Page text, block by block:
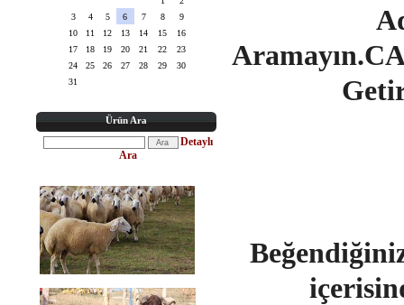
3
4 5 6 7 8
9
10
11 12 13 14 15
16
17
18 19 20 21 22
23
24
25 26 27 28 29
30
31
Ürün Ara
Detaylı
Ara